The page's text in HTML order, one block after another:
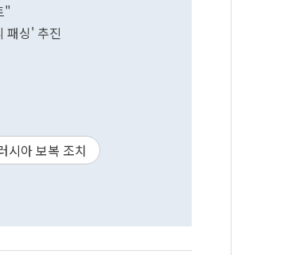
"
패싱' 추진
시아 보복 조치